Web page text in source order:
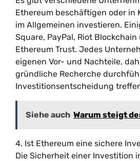
Ethereum beschäftigen oder in
im Allgemeinen investieren.
Square, PayPal, Riot
Ethereum Trust. Jedes
eigenen Vor- und Nachteile,
gründliche Recherche
Investitionsentscheidung
Siehe auch Warum steigt
4. Ist Ethereum eine sichere
Die Sicherheit einer Investition